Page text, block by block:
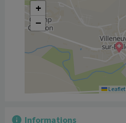
+
−
Leaflet
Informations